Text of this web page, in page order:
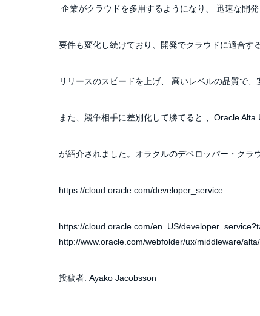
企業がクラウドを多用するようになり、 迅速な開
要件も変化し続けており、開発でクラウドに適合す
リリースのスピードを上げ、 高いレベルの品質で、
また、競争相手に差別化して勝てると 、Oracle
が紹介されました。オラクルのデベロッパー・クラ
https://cloud.oracle.com/developer_service
https://cloud.oracle.com/en_US/
http://www.oracle.com/webfolder/ux/middleware/
投稿者: Ayako Jacobsson